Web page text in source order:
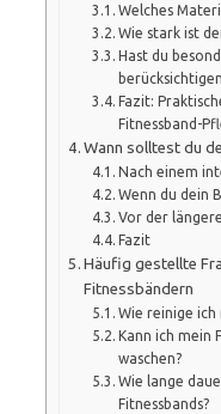
Welches
Wie stark ist
Hast du
Fazit:
Fitnessband-
Wann solltest du
Nach einem
Wenn du dein
Vor der
Fazit
Häufig gestellte
Fitnessbändern
Wie reinige ich
Kann ich mein
waschen?
Wie lange
Fitnessbands?